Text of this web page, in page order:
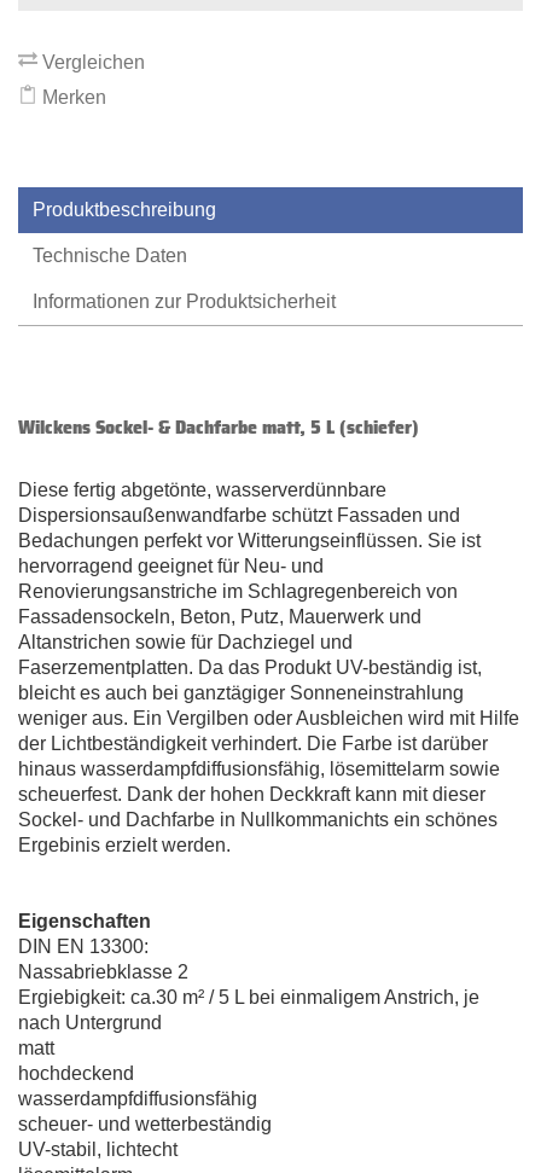
Vergleichen
Merken
Produktbeschreibung
Technische Daten
Informationen zur Produktsicherheit
Wilckens Sockel- & Dachfarbe matt, 5 L (schiefer)
Diese fertig abgetönte, wasserverdünnbare
Dispersionsaußenwandfarbe schützt Fassaden und
Bedachungen perfekt vor Witterungseinflüssen. Sie ist
hervorragend geeignet für Neu- und
Renovierungsanstriche im Schlagregenbereich von
Fassadensockeln, Beton, Putz, Mauerwerk und
Altanstrichen sowie für Dachziegel und
Faserzementplatten. Da das Produkt UV-beständig ist,
bleicht es auch bei ganztägiger Sonneneinstrahlung
weniger aus. Ein Vergilben oder Ausbleichen wird mit Hilfe
der Lichtbeständigkeit verhindert. Die Farbe ist darüber
hinaus wasserdampfdiffusionsfähig, lösemittelarm sowie
scheuerfest. Dank der hohen Deckkraft kann mit dieser
Sockel- und Dachfarbe in Nullkommanichts ein schönes
Ergebinis erzielt werden.
Eigenschaften
DIN EN 13300:
Nassabriebklasse 2
Ergiebigkeit: ca.30 m² / 5 L bei einmaligem Anstrich, je
nach Untergrund
matt
hochdeckend
wasserdampfdiffusionsfähig
scheuer- und wetterbeständig
UV-stabil, lichtecht